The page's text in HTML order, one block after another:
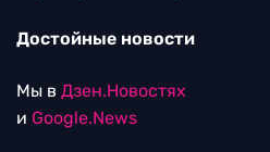
Достойные новости
Мы в Дзен.Новостях
и Google.News